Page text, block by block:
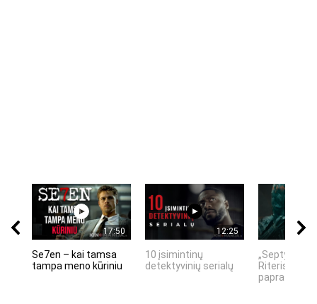
17:50
Se7en – kai tamsa
tampa meno kūriniu
12:25
10 įsimintinų
detektyvinių serialų
„Septynių
Riteris" – kai